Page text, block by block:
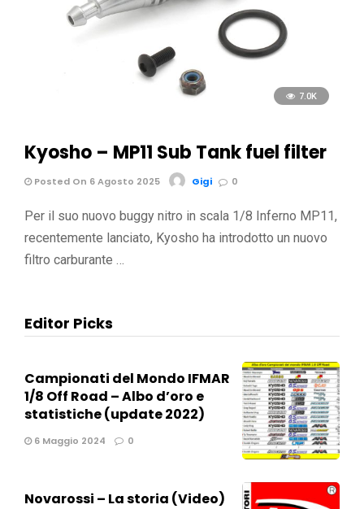
7.0K
Kyosho – MP11 Sub Tank fuel filter
Posted On 6 Agosto 2025 Gigi 0
Per il suo nuovo buggy nitro in scala 1/8 Inferno MP11,
recentemente lanciato, Kyosho ha introdotto un nuovo
filtro carburante …
Editor Picks
Campionati del Mondo IFMAR
1/8 Off Road – Albo d’oro e
statistiche (update 2022)
6 Maggio 2024 0
Novarossi – La storia (Video)